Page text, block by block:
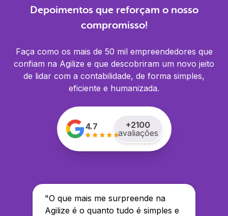
Depoimentos que reforçam o nosso
compromisso!
Faça como os mais de 50 mil empreendedores que
confiam na Agilize e que descobriram um novo jeito
de lidar com a contabilidade, de forma simples,
eficiente e humanizada.
4.7 +2100
avaliações
"O que mais me surpreende na
Agilize é o quanto tudo é simples e